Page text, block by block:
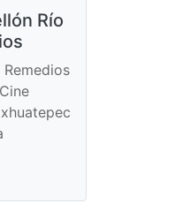
Río